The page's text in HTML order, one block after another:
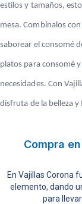
estilos y tamaños,
mesa. Combínalos
saborear el consomé
platos para consomé
necesidades. Con
disfruta de la belleza
Compra
En Vajillas Corona
elemento, dando
para